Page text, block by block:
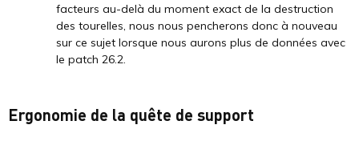
facteurs au-delà du moment exact de la destruction
des tourelles, nous nous pencherons donc à nouveau
sur ce sujet lorsque nous aurons plus de données avec
le patch 26.2.
Ergonomie de la quête de support